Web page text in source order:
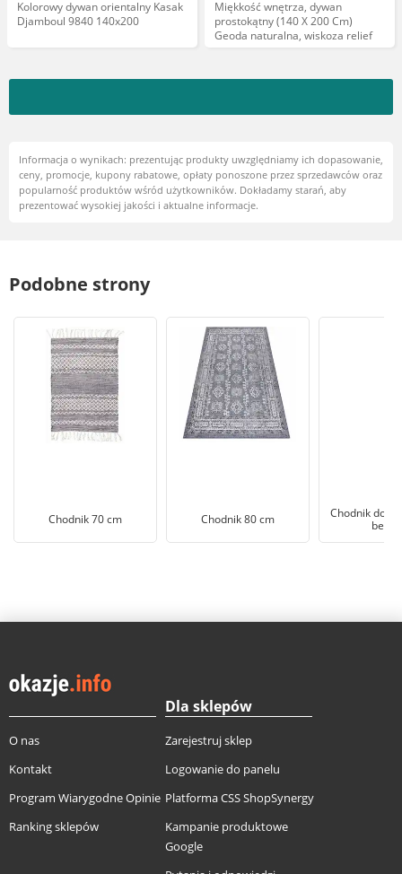
Kolorowy dywan orientalny Kasak
Djamboul 9840 140x200
Miękkość wnętrza, dywan
prostokątny (140 X 200 Cm)
Geoda naturalna, wiskoza relief
Informacja o wynikach: prezentując produkty uwzględniamy ich dopasowanie,
ceny, promocje, kupony rabatowe, opłaty ponoszone przez sprzedawców oraz
popularność produktów wśród użytkowników. Dokładamy starań, aby
prezentować wysokiej jakości i aktualne informacje.
Podobne strony
Chodnik 70 cm Chodnik 80 cm
Chodnik do
O nas
Kontakt
Program Wiarygodne Opinie
Ranking sklepów
Dla sklepów
Zarejestruj sklep
Logowanie do panelu
Platforma CSS ShopSynergy
Kampanie produktowe
Google